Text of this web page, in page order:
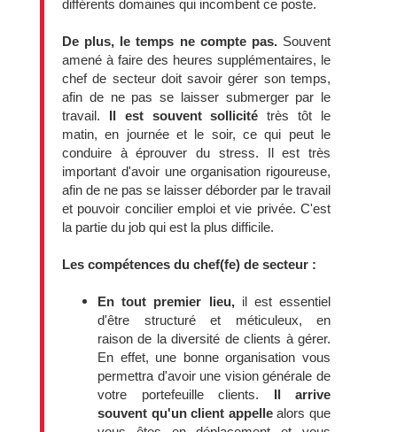
différents domaines qui incombent ce poste.
De plus, le temps ne compte pas.Souvent
amené à faire des heures supplémentaires, le
chef de secteur doit savoir gérer son temps,
afin de ne pas se laisser submerger par le
travail. Il est souvent sollicité très tôt le
matin, en journée et le soir, ce qui peut le
conduire à éprouver du stress. Il est très
important d'avoir une organisation rigoureuse,
afin de ne pas se laisser déborder par le travail
et pouvoir concilier emploi et vie privée. C'est
la partie du job qui est la plus difficile.
Les compétences du chef(fe) de secteur :
En tout premier lieu, il est essentiel
d'être structuré et méticuleux, en
raison de la diversité de clients à gérer.
En effet, une bonne organisation vous
permettra d'avoir une vision générale de
votre portefeuille clients. Il arrive
souvent qu'un client appellealors que